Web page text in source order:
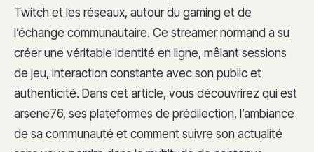
Twitch et les réseaux, autour du gaming et de
l’échange communautaire. Ce streamer normand a su
créer une véritable identité en ligne, mêlant sessions
de jeu, interaction constante avec son public et
authenticité. Dans cet article, vous découvrirez qui est
arsene76, ses plateformes de prédilection, l’ambiance
de sa communauté et comment suivre son actualité